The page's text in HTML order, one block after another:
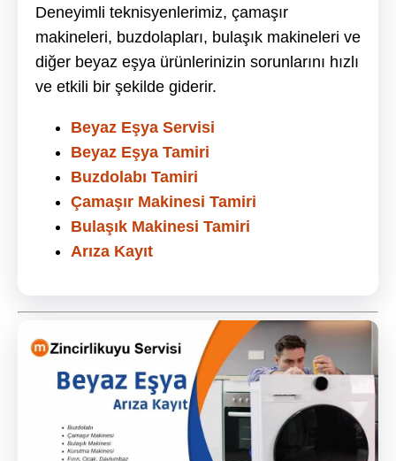
Deneyimli teknisyenlerimiz, çamaşır
makineleri, buzdolapları, bulaşık makineleri ve
diğer beyaz eşya ürünlerinizin sorunlarını hızlı
ve etkili bir şekilde giderir.
Beyaz Eşya Servisi
Beyaz Eşya Tamiri
Buzdolabı Tamiri
Çamaşır Makinesi Tamiri
Bulaşık Makinesi Tamiri
Arıza Kayıt